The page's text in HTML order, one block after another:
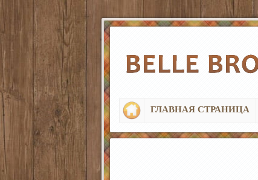
ГЛАВНАЯ СТРАНИЦА